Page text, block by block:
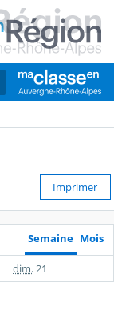
Imprimer
Semaine Mois
dim. 21